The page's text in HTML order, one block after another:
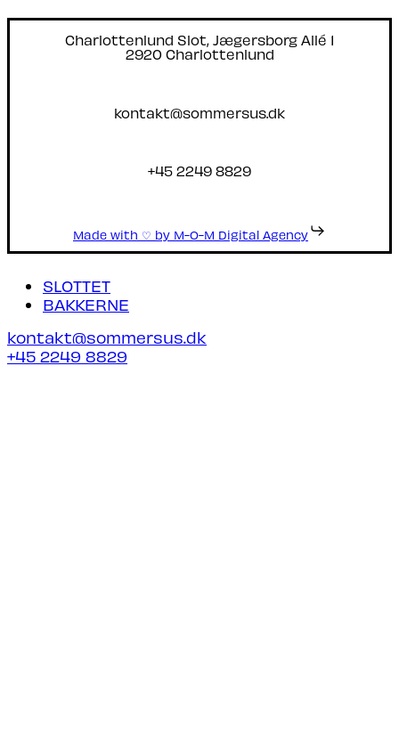
Charlottenlund Slot, Jægersborg Allé 1
2920 Charlottenlund
kontakt@sommersus.dk
+45 2249 8829
Made with ♡ by M-O-M Digital Agency
Close
Menu
SLOTTET
BAKKERNE
kontakt@sommersus.dk
+45 2249 8829